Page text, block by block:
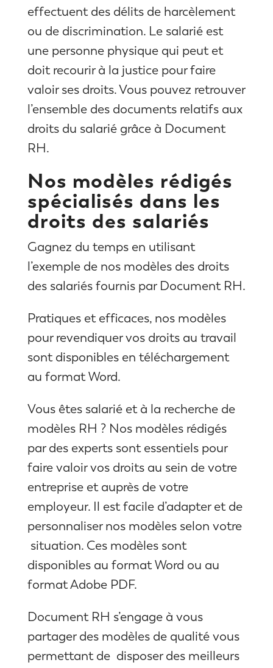
effectuent des délits de harcèlement
ou de discrimination. Le salarié est
une personne physique qui peut et
doit recourir à la justice pour faire
valoir ses droits. Vous pouvez retrouver
l’ensemble des documents relatifs aux
droits du salarié grâce à Document
RH.
Nos modèles rédigés
spécialisés dans les
droits des salariés
Gagnez du temps en utilisant
l’exemple de nos modèles des droits
des salariés fournis par Document RH.
Pratiques et efficaces, nos modèles
pour revendiquer vos droits au travail
sont disponibles en téléchargement
au format Word.
Vous êtes salarié et à la recherche de
modèles RH ? Nos modèles rédigés
par des experts sont essentiels pour
faire valoir vos droits au sein de votre
entreprise et auprès de votre
employeur. Il est facile d’adapter et de
personnaliser nos modèles selon votre
situation. Ces modèles sont
disponibles au format Word ou au
format Adobe PDF.
Document RH s’engage à vous
partager des modèles de qualité vous
permettant de disposer des meilleurs